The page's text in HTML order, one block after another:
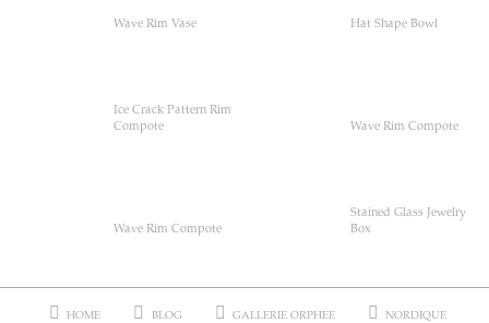
Wave Rim Vase Hat Shape Bowl
Ice Crack Pattern Rim
Compote
Wave Rim Compote
Wave Rim Compote
Stained Glass Jewelry
Box
HOME BLOG GALLERIE ORPHEE NORDIQUE